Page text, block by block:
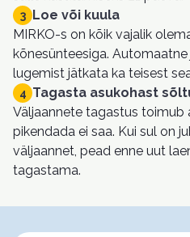
3 Loe või kuula
MIRKO-s on kõik vajalik
kõnesünteesiga.
lugemist jätkata ka teisest
4 Tagasta asukohast
Väljaannete tagastus
pikendada ei saa. Kui sul on
väljaannet, pead enne uut
tagastama.